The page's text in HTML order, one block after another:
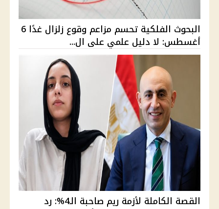
البحوث الفلكية تحسم مزاعم وقوع زلزال غدًا 6
أغسطس: لا دليل علمي على ال...
القصة الكاملة لأزمة ريم صاحبة الـ4%: رد